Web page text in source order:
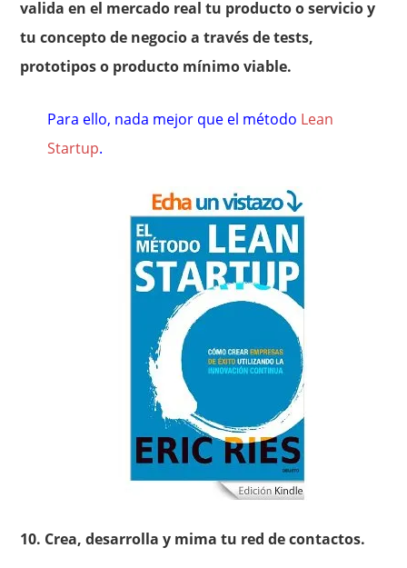
valida en el mercado real tu producto o servicio y
tu concepto de negocio a través de tests,
prototipos o producto mínimo viable.
Para ello, nada mejor que el método Lean
Startup.
10. Crea, desarrolla y mima tu red de contactos.